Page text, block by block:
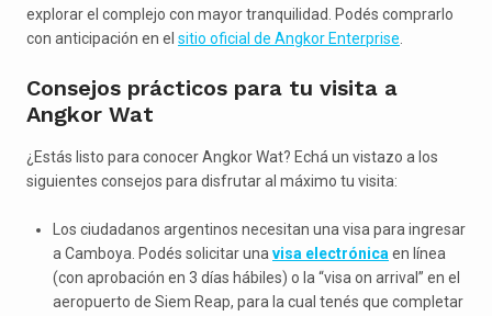
explorar el complejo con mayor tranquilidad. Podés comprarlo
con anticipación en el sitio oficial de Angkor Enterprise
Consejos prácticos para tu visita a
Angkor Wat
¿Estás listo para conocer Angkor Wat? Echá un vistazo a los
siguientes consejos para disfrutar al máximo tu visita:
Los ciudadanos argentinos necesitan una visa para ingresar
a Camboya. Podés solicitar unavisa electrónicaen línea
(con aprobación en 3 días hábiles) o la “visa on arrival” en el
aeropuerto de Siem Reap, para la cual tenés que completar